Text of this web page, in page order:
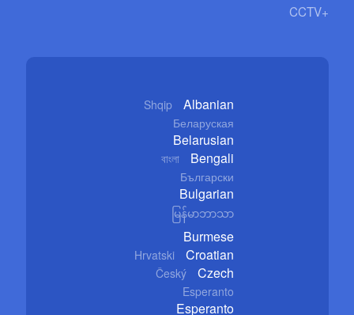
CCTV+
Shqip Albanian
Беларуская
Belarusian
বাংলা Bengali
Български
Bulgarian
မြန်မာဘာသာ
Burmese
Hrvatski Croatian
Český Czech
Esperanto
Esperanto